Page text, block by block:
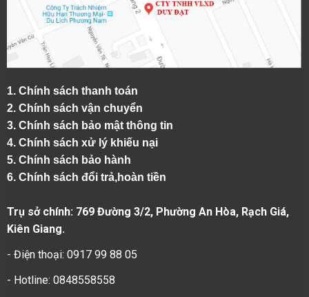
1. Chính sách thanh toán
2. Chính sách vận chuyển
3. Chính sách bảo mật thông tin
4. Chính sách xử lý khiếu nại
5. Chính sách bảo hành
6. Chính sách đổi trả,hoàn tiền
Trụ sở chính: 769 Đường 3/2, Phường An Hòa, Rạch Giá,
Kiên Giang.
- Điện thoại: 0917 99 88 05
- Hotline: 0848558558